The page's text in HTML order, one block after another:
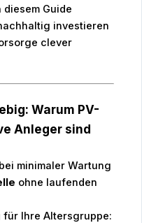
Guide
investieren
clever
Warum PV-
Anleger sind
bei minimaler Wartung
ohne laufenden
für Ihre Altersgruppe: